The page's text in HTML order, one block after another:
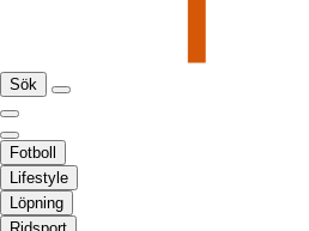
Sök
Fotboll
Lifestyle
Löpning